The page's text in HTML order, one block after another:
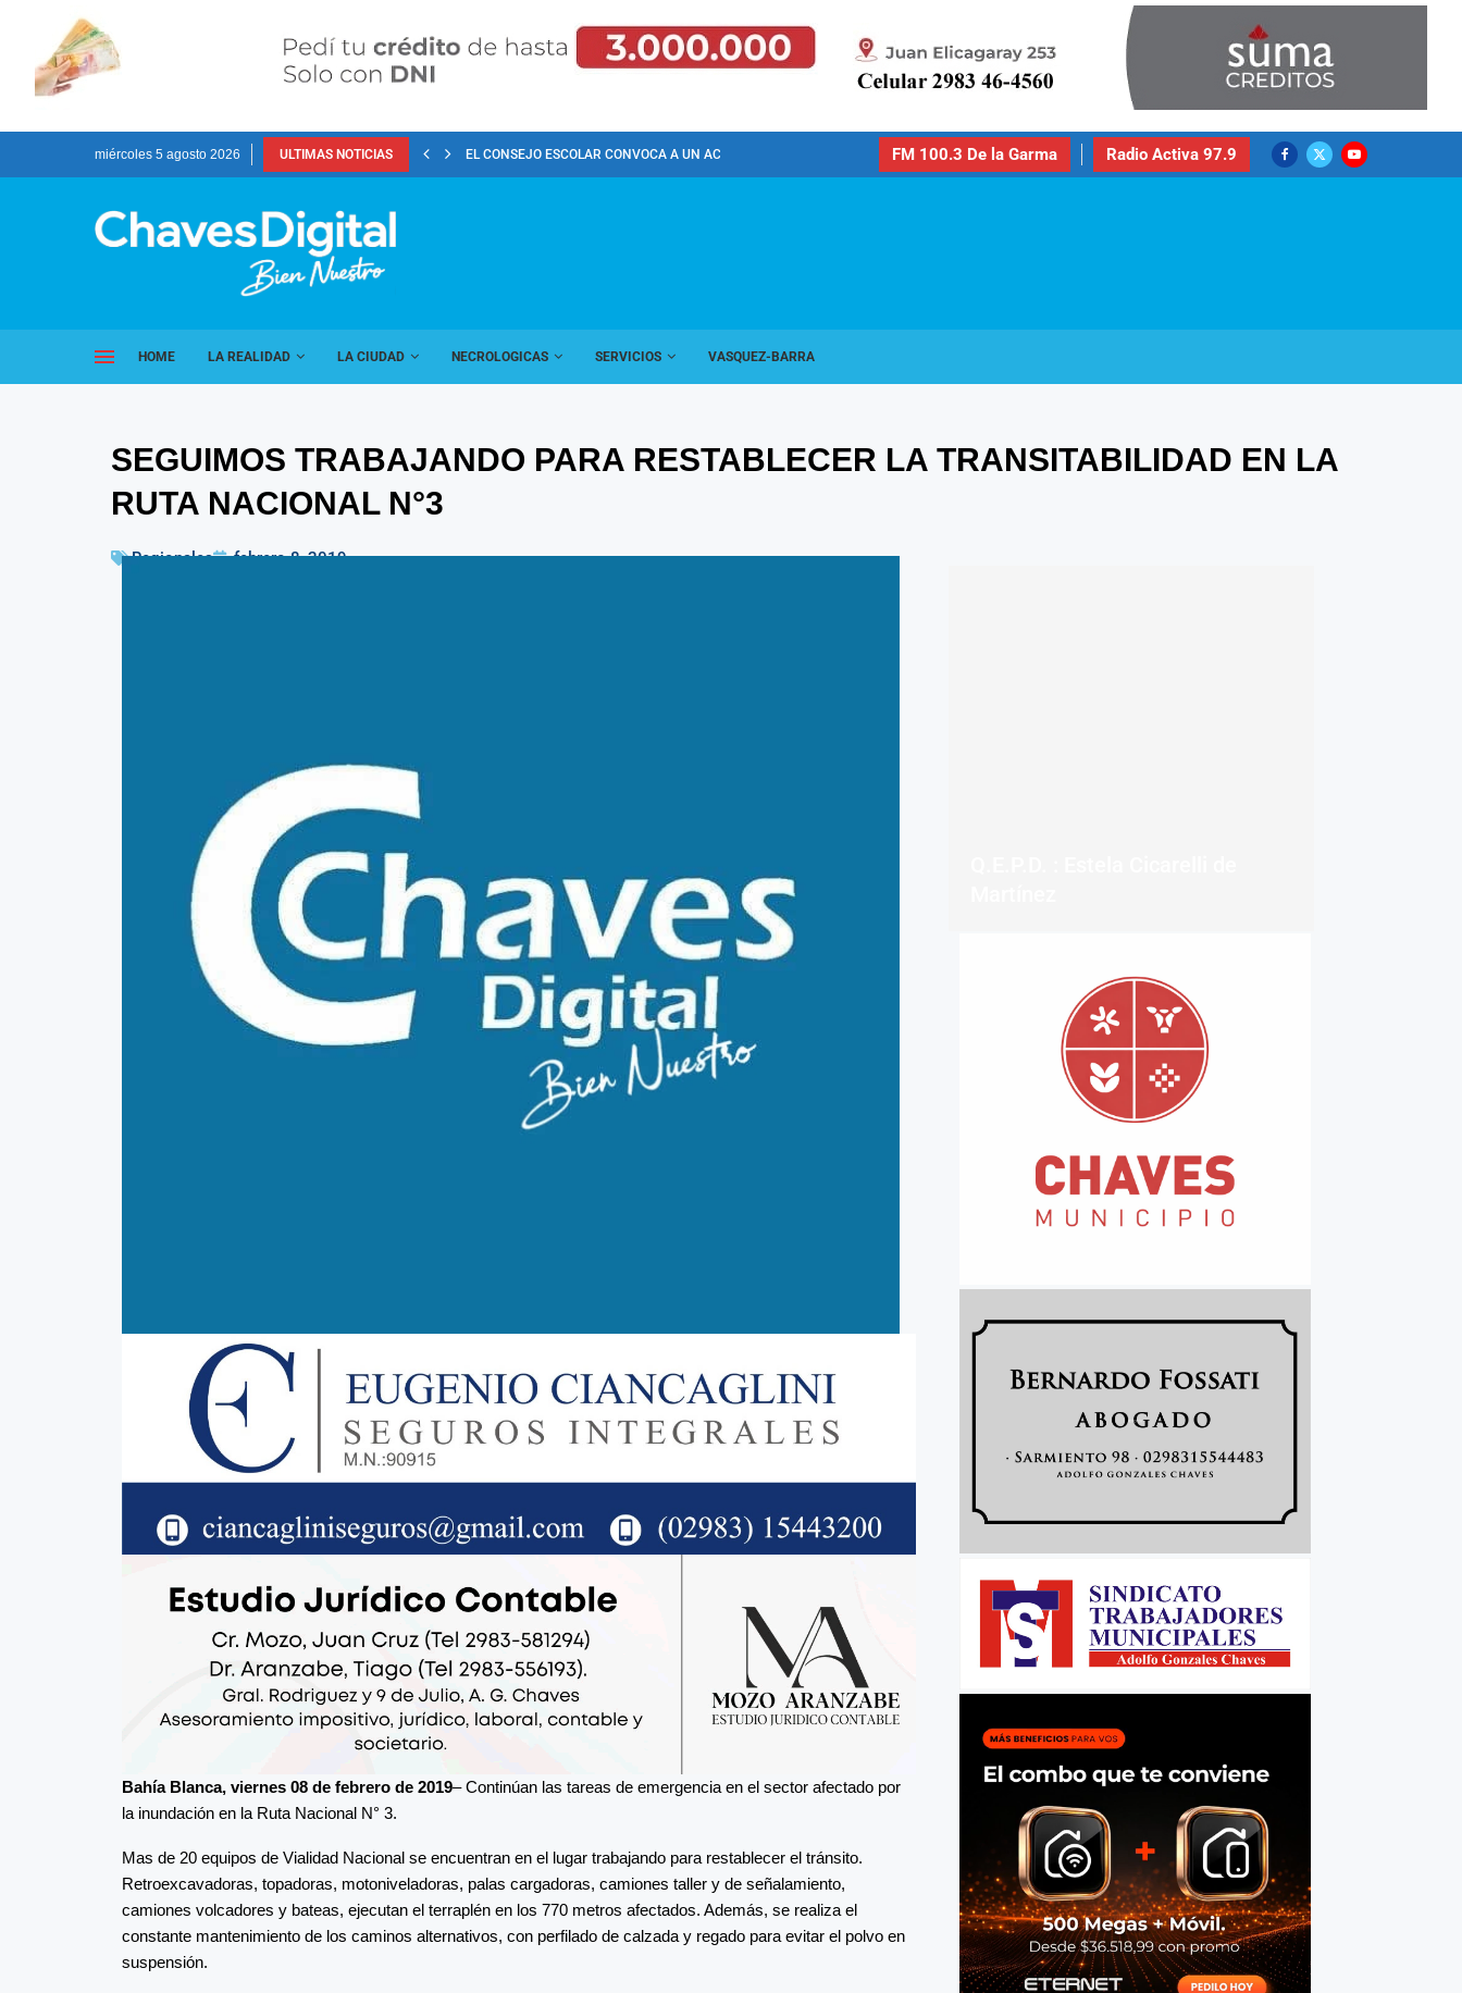
miércoles 5 agosto 2026 ULTIMAS NOTICIAS EL CONSEJO ESCOLAR CONVOCA A UN ACTO PÚBLICO... FM 100.3 De la Garma Radio Activa 97.9
HOME LA REALIDAD LA CIUDAD NECROLOGICAS SERVICIOS VASQUEZ-BARRA
SEGUIMOS TRABAJANDO PARA RESTABLECER LA TRANSITABILIDAD EN LA
RUTA NACIONAL N°3
Regionales febrero 8, 2019
Bahía Blanca, viernes 08 de febrero de 2019– Continúan las tareas de emergencia en el sector afectado por
la inundación en la Ruta Nacional N° 3.
Mas de 20 equipos de Vialidad Nacional se encuentran en el lugar trabajando para restablecer el tránsito.
Retroexcavadoras, topadoras, motoniveladoras, palas cargadoras, camiones taller y de señalamiento,
camiones volcadores y bateas, ejecutan el terraplén en los 770 metros afectados. Además, se realiza el
constante mantenimiento de los caminos alternativos, con perfilado de calzada y regado para evitar el polvo en
suspensión.